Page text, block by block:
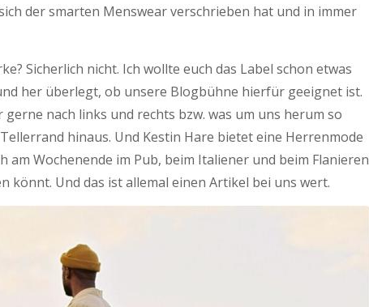
der smarten Menswear verschrieben hat und in immer
Sicherlich nicht. Ich wollte euch das Label schon etwas
her überlegt, ob unsere Blogbühne hierfür geeignet ist.
nach links und rechts bzw. was um uns herum so
hinaus. Und Kestin Hare bietet eine Herrenmode
am Wochenende im Pub, beim Italiener und beim Flanieren
könnt. Und das ist allemal einen Artikel bei uns wert.